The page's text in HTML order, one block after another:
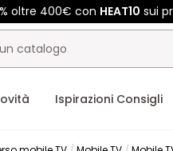
oltre 400€ conHEAT10 sui
Ispirazioni Consigli